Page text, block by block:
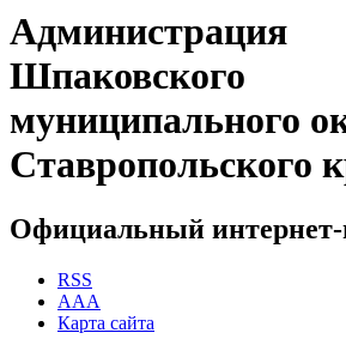
Администрация
Шпаковского
муниципального
Ставропольского
Официальный интернет-
RSS
AAA
Карта сайта